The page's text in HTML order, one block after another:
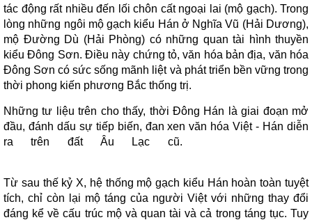
tác động rất nhiều đến lối chôn cất ngoại lai (mộ gạch). Trong
lòng những ngôi mộ gạch kiểu Hán ở Nghĩa Vũ (Hải Dương),
mộ Đường Dù (Hải Phòng) có những quan tài hình thuyền
kiểu Đông Sơn. Điều này chứng tỏ, văn hóa bản địa, văn hóa
Đông Sơn có sức sống mãnh liệt và phát triển bền vững trong
thời phong kiến phương Bắc thống trị.
Những tư liệu trên cho thấy, thời Đông Hán là giai đoạn mở
đầu, đánh dấu sự tiếp biến, đan xen văn hóa Việt - Hán diễn
ra trên đất Âu Lạc cũ.
Từ sau thế kỷ X, hệ thống mộ gạch kiểu Hán hoàn toàn tuyệt
tích, chỉ còn lại mộ táng của người Việt với những thay đổi
đáng kể về cấu trúc mộ và quan tài và cả trong táng tục. Tuy